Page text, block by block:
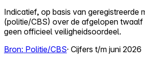
Indicatief, op basis van geregistreerde
(politie/CBS) over de afgelopen twaalf
geen officieel veiligheidsoordeel.
Bron: Politie/CBS· Cijfers t/m juni 2026